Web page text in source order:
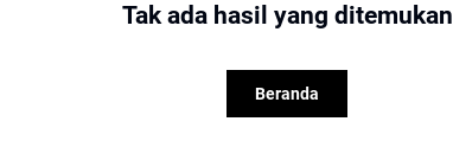
Tak ada hasil yang ditemukan
Beranda